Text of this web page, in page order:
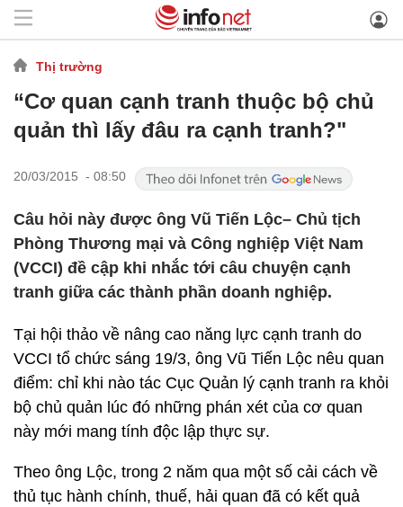
Thị trường
“Cơ quan cạnh tranh thuộc bộ chủ
quản thì lấy đâu ra cạnh tranh?"
20/03/2015 - 08:50
Câu hỏi này được ông Vũ Tiến Lộc– Chủ tịch
Phòng Thương mại và Công nghiệp Việt Nam
(VCCI) đề cập khi nhắc tới câu chuyện cạnh
tranh giữa các thành phần doanh nghiệp.
Tại hội thảo về nâng cao năng lực cạnh tranh do
VCCI tổ chức sáng 19/3, ông Vũ Tiến Lộc nêu quan
điểm: chỉ khi nào tác Cục Quản lý cạnh tranh ra khỏi
bộ chủ quản lúc đó những phán xét của cơ quan
này mới mang tính độc lập thực sự.
Theo ông Lộc, trong 2 năm qua một số cải cách về
thủ tục hành chính, thuế, hải quan đã có kết quả